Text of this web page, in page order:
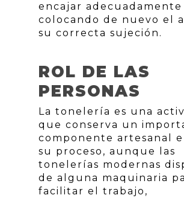
encajar
colocando de nuevo el
su correcta sujeción.
ROL DE LAS
PERSONAS
La tonelería es una
que conserva un
componente artesanal
su proceso, aunque las
tonelerías modernas
de alguna maquinaria
facilitar el trabajo,